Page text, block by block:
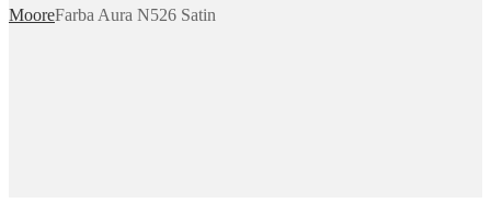
MooreFarba Aura N526 Satin